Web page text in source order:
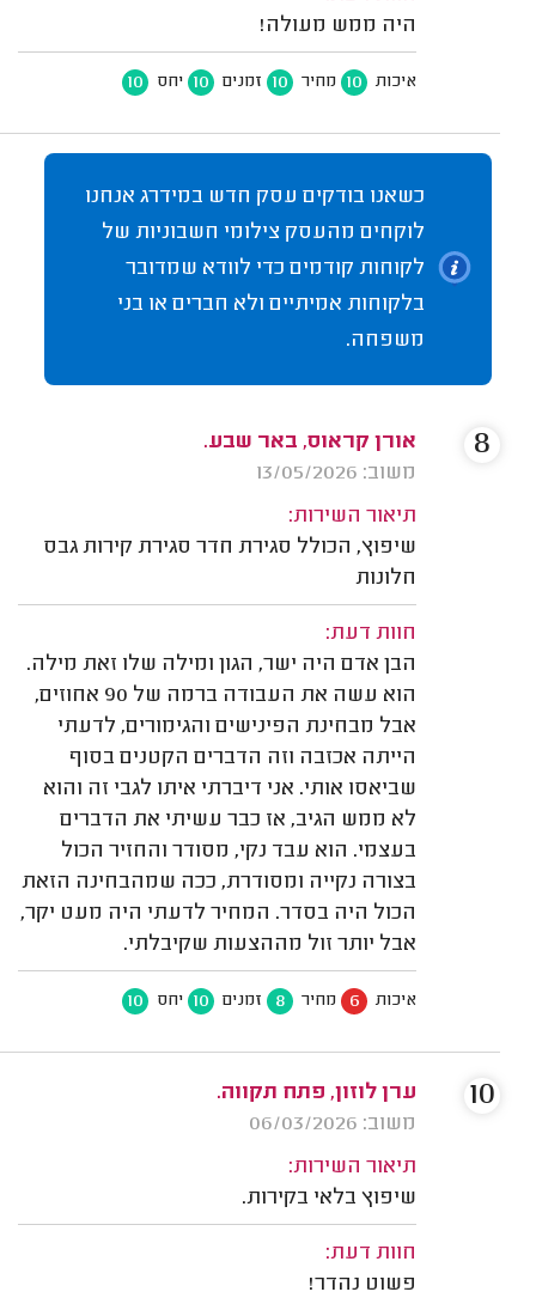
היה ממש מעולה!
איכות 10 מחיר 10 זמנים 10 יחס 10
כשאנו בודקים עסק חדש במידרג אנחנו
לוקחים מהעסק צילומי חשבוניות של
לקוחות קודמים כדי לוודא שמדובר
בלקוחות אמיתיים ולא חברים או בני
משפחה.
אורן קראוס, באר שבע.
משוב: 13/05/2026
תיאור השירות:
שיפוץ, הכולל סגירת חדר סגירת קירות גבס
חלונות
חוות דעת:
הבן אדם היה ישר, הגון ומילה שלו זאת מילה.
הוא עשה את העבודה ברמה של 90 אחוזים,
אבל מבחינת הפינישים והגימורים, לדעתי
הייתה אכזבה וזה הדברים הקטנים בסוף
שביאסו אותי. אני דיברתי איתו לגבי זה והוא
לא ממש הגיב, אז כבר עשיתי את הדברים
בעצמי. הוא עבד נקי, מסודר והחזיר הכול
בצורה נקייה ומסודרת, ככה שמהבחינה הזאת
הכול היה בסדר. המחיר לדעתי היה מעט יקר,
אבל יותר זול מההצעות שקיבלתי.
איכות 6 מחיר 8 זמנים 10 יחס 10
8
ערן לוזון, פתח תקווה.
משוב: 06/03/2026
תיאור השירות:
שיפוץ בלאי בקירות.
חוות דעת:
פשוט נהדר!
10